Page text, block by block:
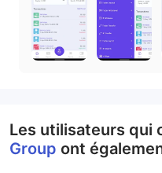
Les utilisateurs qui
Group ont